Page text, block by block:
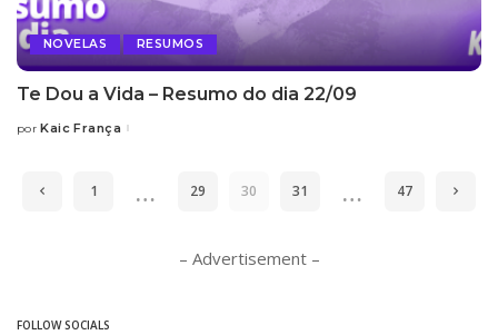
NOVELAS RESUMOS
Te Dou a Vida – Resumo do dia 22/09
Posted
por Kaic França
1 … 29 30 31 … 47
– Advertisement –
FOLLOW SOCIALS